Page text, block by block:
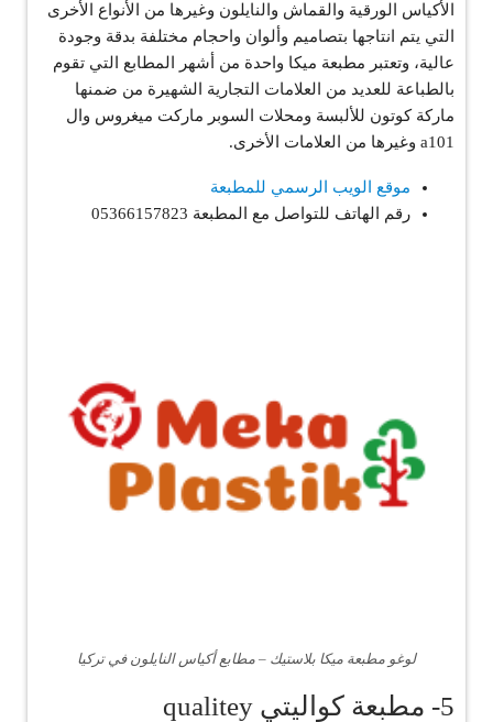
الأكياس الورقية والقماش والنايلون وغيرها من الأنواع الأخرى
التي يتم انتاجها بتصاميم وألوان واحجام مختلفة بدقة وجودة
عالية، وتعتبر مطبعة ميكا واحدة من أشهر المطابع التي تقوم
بالطباعة للعديد من العلامات التجارية الشهيرة من ضمنها
ماركة كوتون للألبسة ومحلات السوبر ماركت ميغروس وال
a101 وغيرها من العلامات الأخرى.
موقع الويب الرسمي للمطبعة
رقم الهاتف للتواصل مع المطبعة 05366157823
لوغو مطبعة ميكا بلاستيك – مطابع أكياس النايلون في تركيا
5- مطبعة كواليتي qualitey